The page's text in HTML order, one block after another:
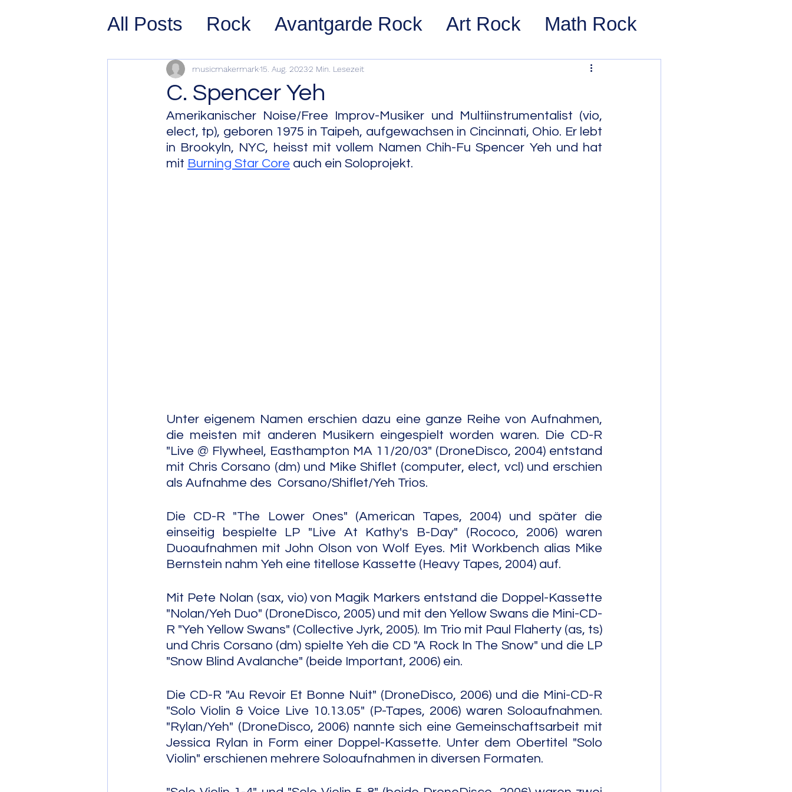
All Posts Rock Avantgarde Rock Art Rock Math Rock
Prog Rock Post Rock Noise Rock
Psychedelic/Space Rock Stoner Rock Alternative Rock
Hard Rock Garage Rock Indie Rock/Indie Pop
C. Spencer Yeh
musicmakermark15. Aug. 20232 Min. Lesezeit
Amerikanischer Noise/Free Improv-Musiker und Multiinstrumentalist (vio,
elect, tp), geboren 1975 in Taipeh, aufgewachsen in Cincinnati, Ohio. Er lebt
in Brookyln, NYC, heisst mit vollem Namen Chih-Fu Spencer Yeh und hat
mit Burning Star Core auch ein Soloprojekt.
Unter eigenem Namen erschien dazu eine ganze Reihe von Aufnahmen,
die meisten mit anderen Musikern eingespielt worden waren. Die CD-R
"Live @ Flywheel, Easthampton MA 11/20/03" (DroneDisco, 2004) entstand
mit Chris Corsano (dm) und Mike Shiflet (computer, elect, vcl) und erschien
als Aufnahme des  Corsano/Shiflet/Yeh Trios.
Die CD-R "The Lower Ones" (American Tapes, 2004) und später die
einseitig bespielte LP "Live At Kathy's B-Day" (Rococo, 2006) waren
Duoaufnahmen mit John Olson von Wolf Eyes. Mit Workbench alias Mike
Bernstein nahm Yeh eine titellose Kassette (Heavy Tapes, 2004) auf.
Mit Pete Nolan (sax, vio) von Magik Markers entstand die Doppel-Kassette
"Nolan/Yeh Duo" (DroneDisco, 2005) und mit den Yellow Swans die Mini-CD-
R "Yeh Yellow Swans" (Collective Jyrk, 2005). Im Trio mit Paul Flaherty (as, ts)
und Chris Corsano (dm) spielte Yeh die CD "A Rock In The Snow" und die LP
"Snow Blind Avalanche" (beide Important, 2006) ein.
Die CD-R "Au Revoir Et Bonne Nuit" (DroneDisco, 2006) und die Mini-CD-R
"Solo Violin & Voice Live 10.13.05" (P-Tapes, 2006) waren Soloaufnahmen.
"Rylan/Yeh" (DroneDisco, 2006) nannte sich eine Gemeinschaftsarbeit mit
Jessica Rylan in Form einer Doppel-Kassette. Unter dem Obertitel "Solo
Violin" erschienen mehrere Soloaufnahmen in diversen Formaten.